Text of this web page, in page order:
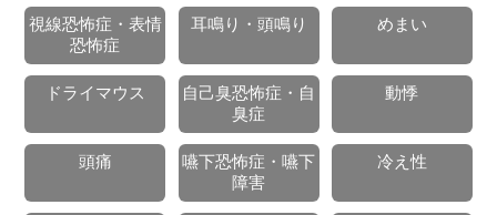
視線恐怖症・表情
恐怖症
耳鳴り・頭鳴り めまい
ドライマウス
自己臭恐怖症・自
臭症
動悸
頭痛
嚥下恐怖症・嚥下
障害
冷え性